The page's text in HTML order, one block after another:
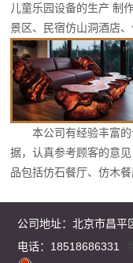
儿童乐园设备的生产 制
景区、民宿仿山洞酒店、
本公司有经验丰富的
据，认真参考顾客的意
品包括仿石餐厅、仿木
公司地址： 北京市昌平
电话：18518686331